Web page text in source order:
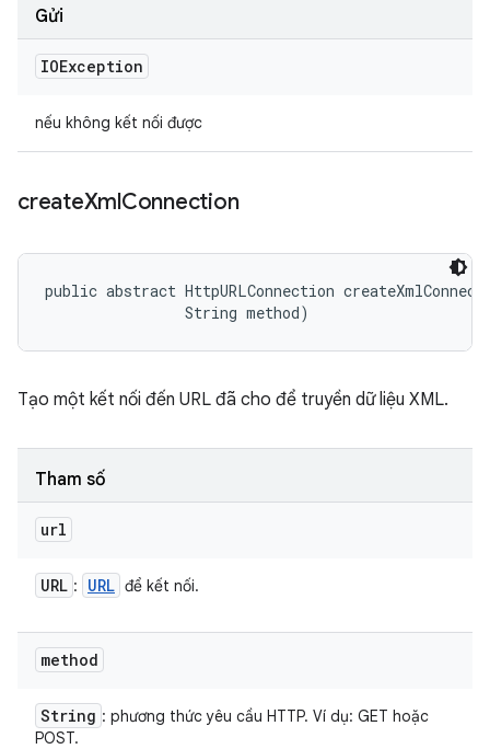
Gửi
IOException
nếu không kết nối được
createXmlConnection
public abstract HttpURLConnection
                String method)
Tạo một kết nối đến URL đã cho để truyền dữ liệu XML.
Tham số
url
URL : URL để kết nối.
method
String : phương thức yêu cầu HTTP. Ví dụ: GET hoặc
POST.